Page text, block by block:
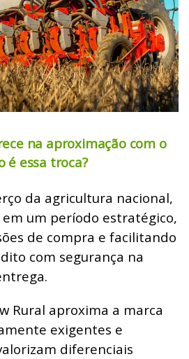
na aproximação com o
é essa troca?
da agricultura nacional,
um período estratégico,
de compra e facilitando
com segurança na
Rural aproxima a marca
exigentes e
diferenciais